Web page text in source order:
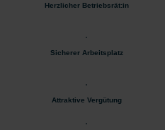
Herzlicher Betriebsrät:in
Sicherer Arbeitsplatz
Attraktive Vergütung